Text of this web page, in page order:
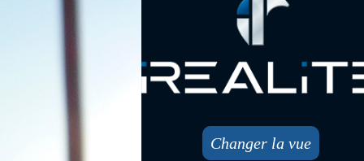
Changer la vue